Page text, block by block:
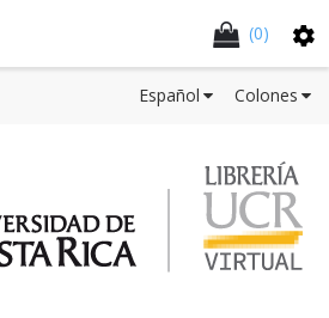
(0)
Colones
Español